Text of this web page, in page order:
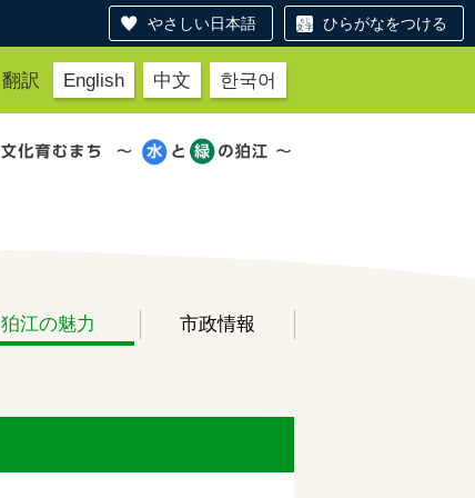
やさしい日本語 ひらがなをつける
翻訳 English 中文 한국어
狛江の魅力 市政情報